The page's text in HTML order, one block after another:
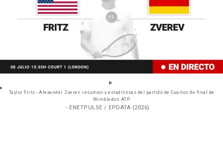
Taylor Fritz - Alexander Zverev: resumen y estadísticas del partido de Cuartos de final de
Wimbledon ATP
- ENETPULSE / EPDATA (2026)